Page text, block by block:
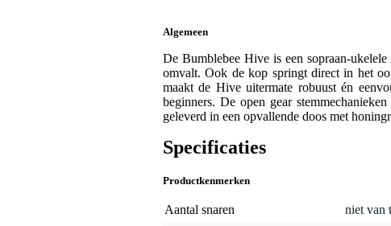
Algemeen
De Bumblebee Hive is een sopraan-
omvalt. Ook de kop springt direct in het
maakt de Hive uitermate robuust én
beginners. De open gear
geleverd in een opvallende doos met
Specificaties
Productkenmerken
Aantal snaren
niet van